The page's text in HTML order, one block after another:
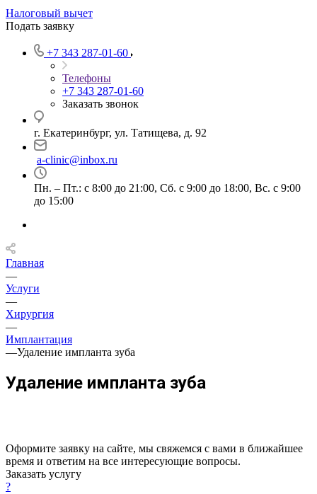
Налоговый вычет
Подать заявку
+7 343 287-01-60
Телефоны
+7 343 287-01-60
Заказать звонок
г. Екатеринбург, ул. Татищева, д. 92
a-clinic@inbox.ru
Пн. – Пт.: с 8:00 до 21:00, Сб. с 9:00 до 18:00, Вс. с 9:00
до 15:00
Главная
—
Услуги
—
Хирургия
—
Имплантация
—Удаление импланта зуба
Удаление импланта зуба
Оформите заявку на сайте, мы свяжемся с вами в ближайшее
время и ответим на все интересующие вопросы.
Заказать услугу
?